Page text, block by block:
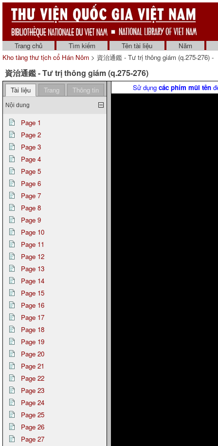
Trang chủ Tìm kiếm Tên tài liệu
Năm
Kho tàng thư tịch cổ Hán Nôm > 資治通鑑 - Tư trị thông giám (q.275-276) -
資治通鑑 - Tư trị thông giám (q.275-276)
Tài liệu Trang Thông tin
Nội dung
Page 1
Page 2
Page 3
Page 4
Page 5
Page 6
Page 7
Page 8
Page 9
Page 10
Page 11
Page 12
Page 13
Page 14
Page 15
Page 16
Page 17
Page 18
Page 19
Page 20
Page 21
Page 22
Page 23
Page 24
Page 25
Page 26
Page 27
Sử dụng các phím mũi tên